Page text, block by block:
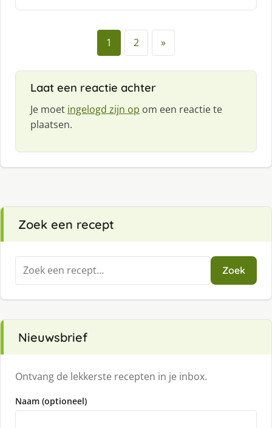
1 2 »
Laat een reactie achter
Je moet ingelogd zijn op om een reactie te
plaatsen.
Zoek een recept
Zoeken
naar:
Zoek
Nieuwsbrief
Ontvang de lekkerste recepten in je inbox.
Naam (optioneel)